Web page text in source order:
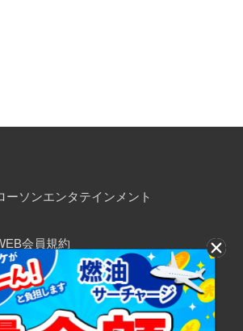
ーソンエンタテインメント
会員規約
取り扱いについて
護方針